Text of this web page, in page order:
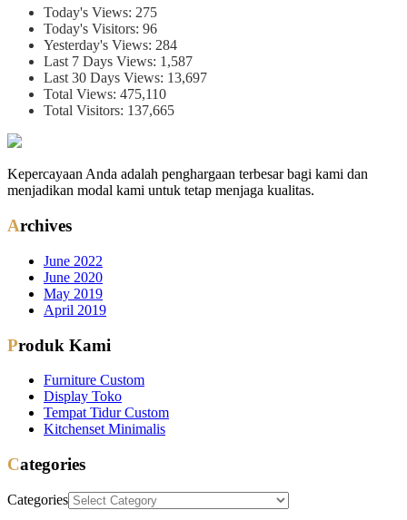
Today's Views: 275
Today's Visitors: 96
Yesterday's Views: 284
Last 7 Days Views: 1,587
Last 30 Days Views: 13,697
Total Views: 475,110
Total Visitors: 137,665
Kepercayaan Anda adalah penghargaan terbesar bagi kami dan
menjadikan modal kami untuk tetap menjaga kualitas.
Archives
June 2022
June 2020
May 2019
April 2019
Produk Kami
Furniture Custom
Display Toko
Tempat Tidur Custom
Kitchenset Minimalis
Categories
Categories